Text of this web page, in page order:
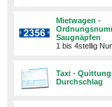
Mietwagen -
Saugnäpfen
1 bis 4stellig
Taxi -
Durchschlag